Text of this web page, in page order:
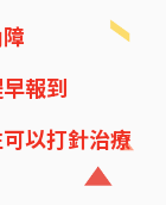
報到
以打針治療